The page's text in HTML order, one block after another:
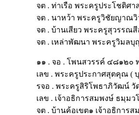
จต . ท่าเรือ พระครูประโชติ
จต . นาหว้า พระครูวิชัยญาณ
จต . บ้านเสียว พระครูสุวรร
จต . เหล่าพัฒนา พระครูวิมล
๑๑ . จอ . โพนสวรรค์ ๔๘๑๒๐
เลข . พระครูประกาศสุตคุณ (
รจอ . พระครูสิริโพธาภิวัฒน์
เลข . เจ้าอธิการสมพงษ์ ธมฺม
จต . บ้านค้อเขต๑ เจ้าอธิกา